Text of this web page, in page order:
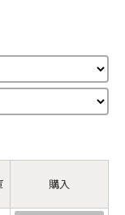
購入